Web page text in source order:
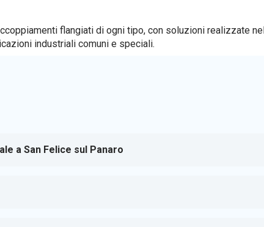
flangiati di ogni tipo, con soluzioni realizzate
industriali comuni e speciali.
a San Felice sul Panaro